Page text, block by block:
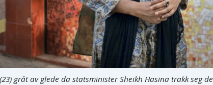
gråt av glede da statsminister Sheikh Hasina trakk seg